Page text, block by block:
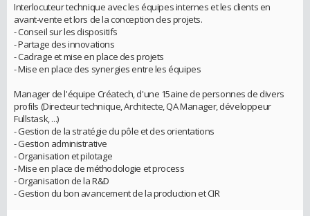
Interlocuteur technique avec les équipes internes et les clients en
avant-vente et lors de la conception des projets.
- Conseil sur les dispositifs
- Partage des innovations
- Cadrage et mise en place des projets
- Mise en place des synergies entre les équipes
Manager de l'équipe Créatech, d'une 15aine de personnes de divers
profils (Directeur technique, Architecte, QA Manager, développeur
Fullstask, ...)
- Gestion de la stratégie du pôle et des orientations
- Gestion administrative
- Organisation et pilotage
- Mise en place de méthodologie et process
- Organisation de la R&D
- Gestion du bon avancement de la production et CIR